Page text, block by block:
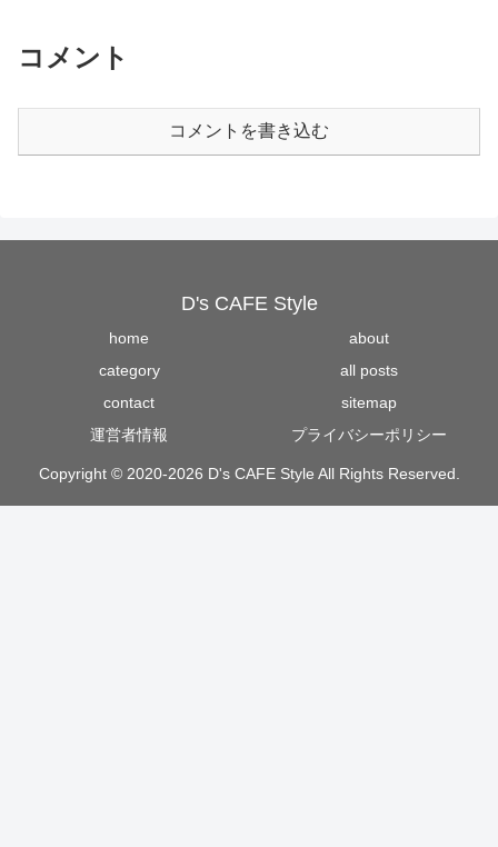
コメント
コメントを書き込む
D's CAFE Style
home
about
category
all posts
contact
sitemap
運営者情報
プライバシーポリシー
Copyright © 2020-2026 D's CAFE Style All Rights Reserved.